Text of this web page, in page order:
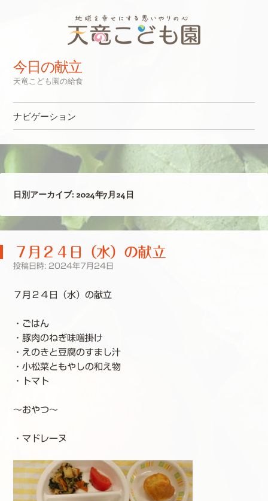
今日の献立
天竜こども園の給食
ナビゲーション
日別アーカイブ: 2024年7月24日
７月２４日（水）の献立
投稿日時: 2024年7月24日
７月２４日（水）の献立
・ごはん
・豚肉のねぎ味噌掛け
・えのきと豆腐のすまし汁
・小松菜ともやしの和え物
・トマト
～おやつ～
・マドレーヌ